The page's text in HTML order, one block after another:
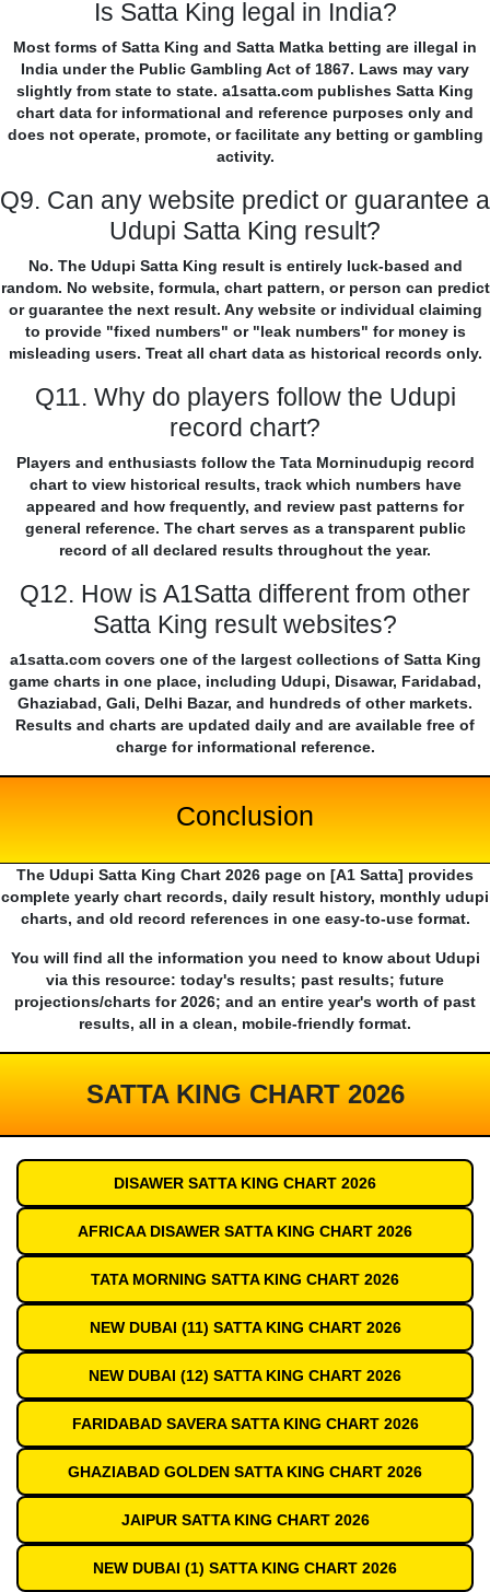
Is Satta King legal in India?
Most forms of Satta King and Satta Matka betting are illegal in
India under the Public Gambling Act of 1867. Laws may vary
slightly from state to state. a1satta.com publishes Satta King
chart data for informational and reference purposes only and
does not operate, promote, or facilitate any betting or gambling
activity.
Q9. Can any website predict or guarantee a
Udupi Satta King result?
No. The Udupi Satta King result is entirely luck-based and
random. No website, formula, chart pattern, or person can predict
or guarantee the next result. Any website or individual claiming
to provide "fixed numbers" or "leak numbers" for money is
misleading users. Treat all chart data as historical records only.
Q11. Why do players follow the Udupi
record chart?
Players and enthusiasts follow the Tata Morninudupig record
chart to view historical results, track which numbers have
appeared and how frequently, and review past patterns for
general reference. The chart serves as a transparent public
record of all declared results throughout the year.
Q12. How is A1Satta different from other
Satta King result websites?
a1satta.com covers one of the largest collections of Satta King
game charts in one place, including Udupi, Disawar, Faridabad,
Ghaziabad, Gali, Delhi Bazar, and hundreds of other markets.
Results and charts are updated daily and are available free of
charge for informational reference.
Conclusion
The Udupi Satta King Chart 2026 page on [A1 Satta] provides
complete yearly chart records, daily result history, monthly udupi
charts, and old record references in one easy-to-use format.
You will find all the information you need to know about Udupi
via this resource: today's results; past results; future
projections/charts for 2026; and an entire year's worth of past
results, all in a clean, mobile-friendly format.
SATTA KING CHART 2026
DISAWER SATTA KING CHART 2026
AFRICAA DISAWER SATTA KING CHART 2026
TATA MORNING SATTA KING CHART 2026
NEW DUBAI (11) SATTA KING CHART 2026
NEW DUBAI (12) SATTA KING CHART 2026
FARIDABAD SAVERA SATTA KING CHART 2026
GHAZIABAD GOLDEN SATTA KING CHART 2026
JAIPUR SATTA KING CHART 2026
NEW DUBAI (1) SATTA KING CHART 2026